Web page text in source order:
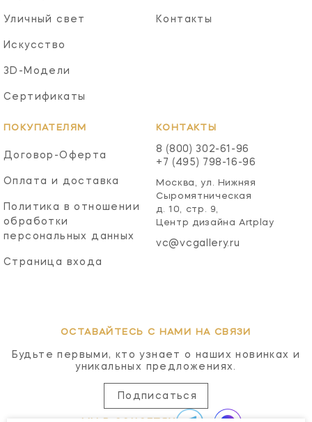
Уличный свет
Искусство
3D-Модели
Сертификаты
Контакты
ПОКУПАТЕЛЯМ
Договор-Оферта
Оплата и доставка
Политика в отношении
обработки
персональных данных
Страница входа
КОНТАКТЫ
8 (800) 302-61-96
+7 (495) 798-16-96
Москва, ул. Нижняя
Сыромятническая
д. 10, стр. 9,
Центр дизайна Artplay
vc@vcgallery.ru
ОСТАВАЙТЕСЬ С НАМИ НА СВЯЗИ
Будьте первыми, кто узнает о наших новинках и
уникальных предложениях.
Подписаться